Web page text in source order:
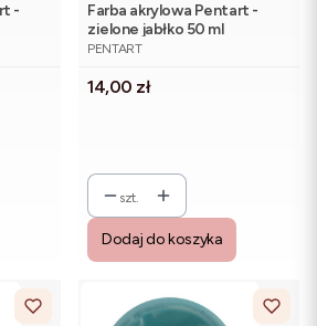
-
Farba akrylowa Pentart -
zielone jabłko 50 ml
PRODUCENT
PENTART
Cena
14,00 zł
szt.
Dodaj do koszyka